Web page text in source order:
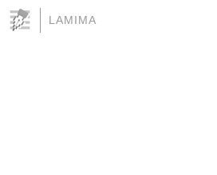
LAMIMA